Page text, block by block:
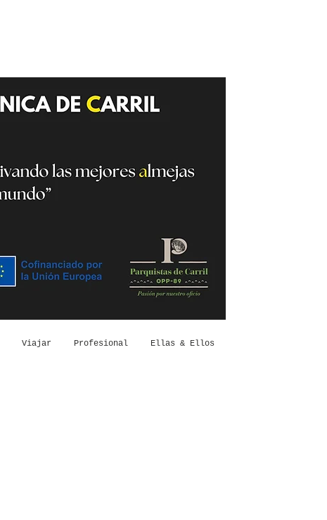
Viajar Profesional Ellas & Ellos